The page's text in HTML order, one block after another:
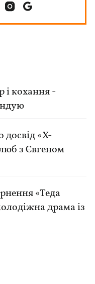
кохання -
досвід «Х-
з Євгеном
«Теда
драма із